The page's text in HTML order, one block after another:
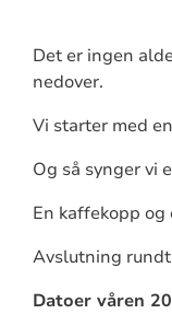
Det er ingen
nedover.
Vi starter med
Og så synger vi
En kaffekopp
Avslutning
Datoer våren